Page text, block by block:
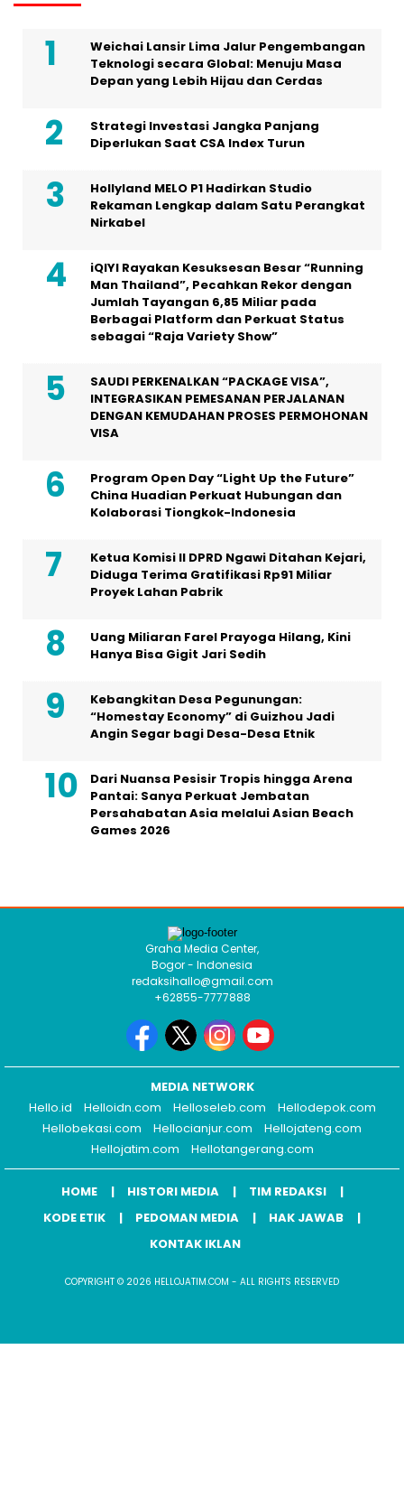
Weichai Lansir Lima Jalur Pengembangan
Teknologi secara Global: Menuju Masa
Depan yang Lebih Hijau dan Cerdas
Strategi Investasi Jangka Panjang
Diperlukan Saat CSA Index Turun
Hollyland MELO P1 Hadirkan Studio
Rekaman Lengkap dalam Satu Perangkat
Nirkabel
iQIYI Rayakan Kesuksesan Besar “Running
Man Thailand”, Pecahkan Rekor dengan
Jumlah Tayangan 6,85 Miliar pada
Berbagai Platform dan Perkuat Status
sebagai “Raja Variety Show”
SAUDI PERKENALKAN “PACKAGE VISA”,
INTEGRASIKAN PEMESANAN PERJALANAN
DENGAN KEMUDAHAN PROSES PERMOHONAN
VISA
Program Open Day “Light Up the Future”
China Huadian Perkuat Hubungan dan
Kolaborasi Tiongkok-Indonesia
Ketua Komisi II DPRD Ngawi Ditahan Kejari,
Diduga Terima Gratifikasi Rp91 Miliar
Proyek Lahan Pabrik
Uang Miliaran Farel Prayoga Hilang, Kini
Hanya Bisa Gigit Jari Sedih
Kebangkitan Desa Pegunungan:
“Homestay Economy” di Guizhou Jadi
Angin Segar bagi Desa-Desa Etnik
Dari Nuansa Pesisir Tropis hingga Arena
Pantai: Sanya Perkuat Jembatan
Persahabatan Asia melalui Asian Beach
Games 2026
Graha Media Center,
Bogor - Indonesia
redaksihallo@gmail.com
+62855-7777888
MEDIA NETWORK
Hello.id
Helloidn.com Helloseleb.com
Hellodepok.com
Hellobekasi.com
Hellocianjur.com
Hellojateng.com
Hellojatim.com
Hellotangerang.com
HOME HISTORI MEDIA
TIM REDAKSI
KODE ETIK
PEDOMAN MEDIA
HAK JAWAB
KONTAK IKLAN
COPYRIGHT © 2026 HELLOJATIM.COM - ALL RIGHTS RESERVED